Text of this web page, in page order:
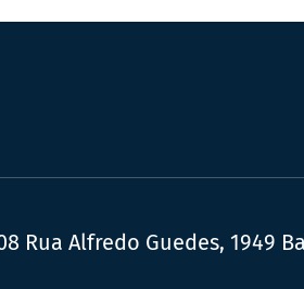
Rua Alfredo Guedes, 1949